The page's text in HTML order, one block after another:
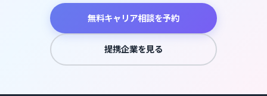
無料キャリア相談を予約
提携企業を見る